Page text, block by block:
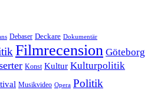
Debaser Deckare Dokumentär
Filmrecension Göteborg
Konst Kultur Kulturpolitik
Musikvideo Opera Politik